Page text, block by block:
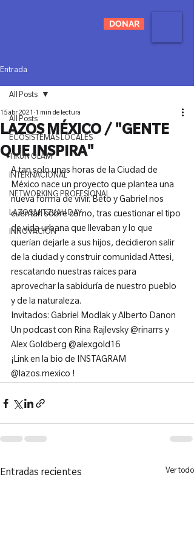
DONAR
Entrada
All Posts
ECOSISTEMAS LOCALES
TIKUN OLAM
INTERNACIONAL
NETWORKING PROFESIONAL
LAZOS MITZVAH DAY
INNOVACIÓN
All Posts
LAZOS MÉXICO / "GENTE
QUE INSPIRA"
15 abr 2021 1 min de lectura
A tan solo unas horas de la Ciudad de
México nace un proyecto que plantea una
nueva forma de vivir. Beto y Gabriel nos
cuentan sobre cómo, tras cuestionar el tipo
de vida urbana que llevaban y lo que
querían dejarle a sus hijos, decidieron salir
de la ciudad y construir comunidad Attesi,
rescatando nuestras raíces para
aprovechar la sabiduría de nuestro pueblo
y de la naturaleza.
Invitados: Gabriel Modlak y Alberto Danon
Un podcast con Rina Rajlevsky @rinarrs y
Alex Goldberg @alexgold16
¡Link en la bio de INSTAGRAM
@lazos.mexico !
Entradas recientes Ver todo